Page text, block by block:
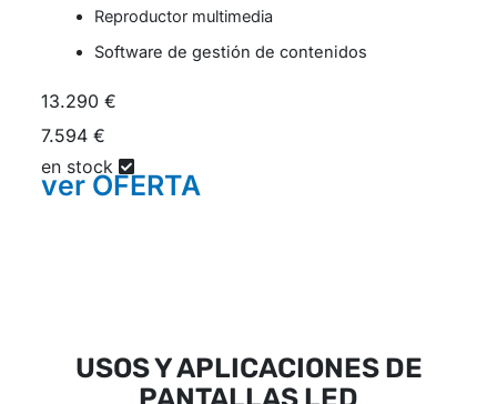
Reproductor multimedia
Software de gestión de contenidos
13.290 €
7.594 €
en stock
verOFERTA
USOS Y APLICACIONES DE